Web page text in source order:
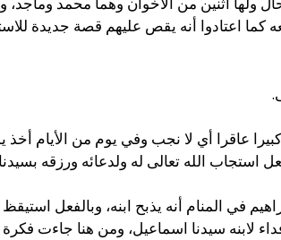
اعتادوا أنه يقص عليهم قصة جديدة
كبيرا عاقرا أي لا نجب وفي يوم من الأيام
استجاب الله تعالى له ولدعائه ورزقه
في المنام أنه يذبح ابنه، وبالفعل
لابنه سيدنا اسماعيل، ومن هنا جاءت